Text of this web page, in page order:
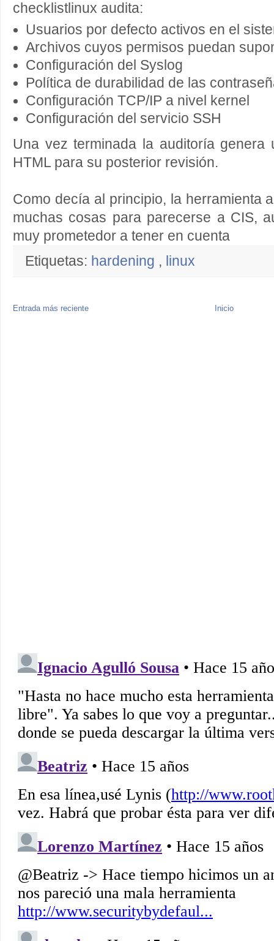
checklistlinux audita:
Usuarios por defecto activos en el
Archivos cuyos permisos puedan
Configuración del Syslog
Política de durabilidad de las
Configuración TCP/IP a nivel kernel
Configuración del servicio SSH
Una vez terminada la auditoría genera
HTML para su posterior revisión.
Como decía al principio, la herramienta
muchas cosas para parecerse a CIS,
muy prometedor a tener en cuenta
Etiquetas: hardening , linux
Entrada más reciente Inicio